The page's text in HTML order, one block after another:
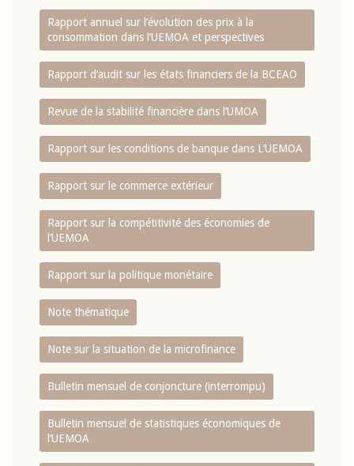
Rapport annuel sur l‘évolution des prix à la
consommation dans l‘UEMOA et perspectives
Rapport d‘audit sur les états financiers de la BCEAO
Revue de la stabilité financière dans l‘UMOA
Rapport sur les conditions de banque dans L‘UEMOA
Rapport sur le commerce extérieur
Rapport sur la compétitivité des économies de
l‘UEMOA
Rapport sur la politique monétaire
Note thématique
Note sur la situation de la microfinance
Bulletin mensuel de conjoncture (interrompu)
Bulletin mensuel de statistiques économiques de
l‘UEMOA